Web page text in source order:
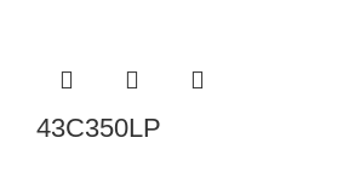
43C350LP